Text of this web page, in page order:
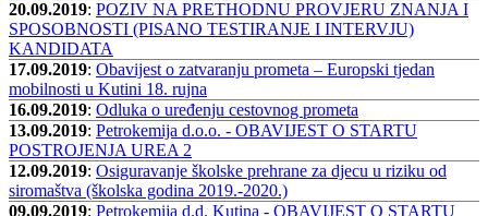
20.09.2019: POZIV NA PRETHODNU PROVJERU ZNANJA I
SPOSOBNOSTI (PISANO TESTIRANJE I INTERVJU)
KANDIDATA
17.09.2019: Obavijest o zatvaranju prometa – Europski tjedan
mobilnosti u Kutini 18. rujna
16.09.2019: Odluka o uređenju cestovnog prometa
13.09.2019: Petrokemija d.o.o. - OBAVIJEST O STARTU
POSTROJENJA UREA 2
12.09.2019: Osiguravanje školske prehrane za djecu u riziku od
siromaštva (školska godina 2019.-2020.)
09.09.2019: Petrokemija d.d. Kutina - OBAVIJEST O STARTU